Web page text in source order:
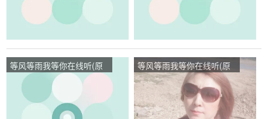
等风等雨我等你在线听(原
唱是音乐走廊/歌一生)，寒
秋【一品传媒】演唱点
等风等雨我等你在线听(原
唱是花树)，老佛爷演唱点
播:55次